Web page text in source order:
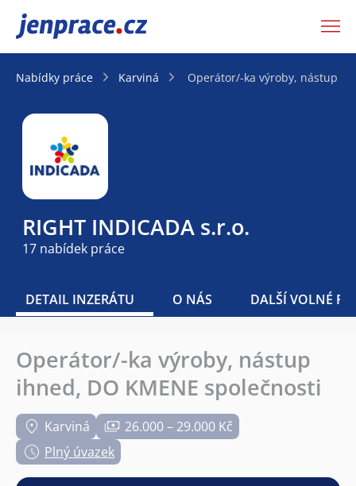
JenPráce.cz
Nabídky práce Karviná Operátor/-ka výroby, nástup
RIGHT INDICADA s.r.o.
17 nabídek práce
DETAIL INZERÁTU O NÁS DALŠÍ VOLNÉ
Operátor/-ka výroby, nástup
ihned, DO KMENE společnosti
Karviná
26.000 – 29.000 Kč
Plný úvazek